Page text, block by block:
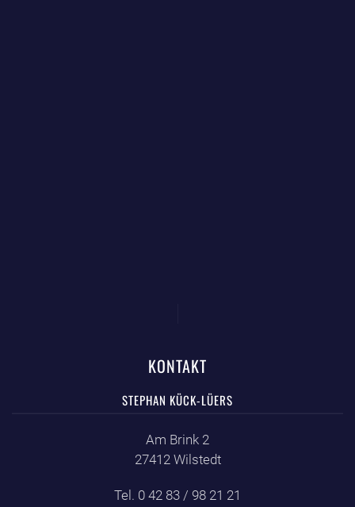
KONTAKT
STEPHAN KÜCK-LÜERS
Am Brink 2
27412 Wilstedt
Tel. 0 42 83 / 98 21 21